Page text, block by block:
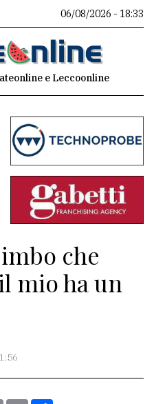
06/08/2026 - 18:33
e Leccoonline
che
mio ha un